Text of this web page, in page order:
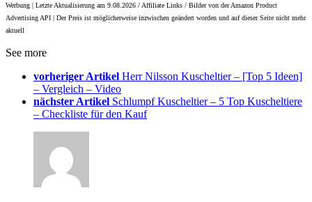
Werbung | Letzte Aktualisierung am 9.08.2026 / Affiliate Links / Bilder von der Amazon Product
Advertising API | Der Preis ist möglicherweise inzwischen geändert worden und auf dieser Seite nicht mehr
aktuell
See more
vorheriger Artikel Herr Nilsson Kuscheltier – [Top 5 Ideen]
– Vergleich – Video
nächster Artikel Schlumpf Kuscheltier – 5 Top Kuscheltiere
– Checkliste für den Kauf